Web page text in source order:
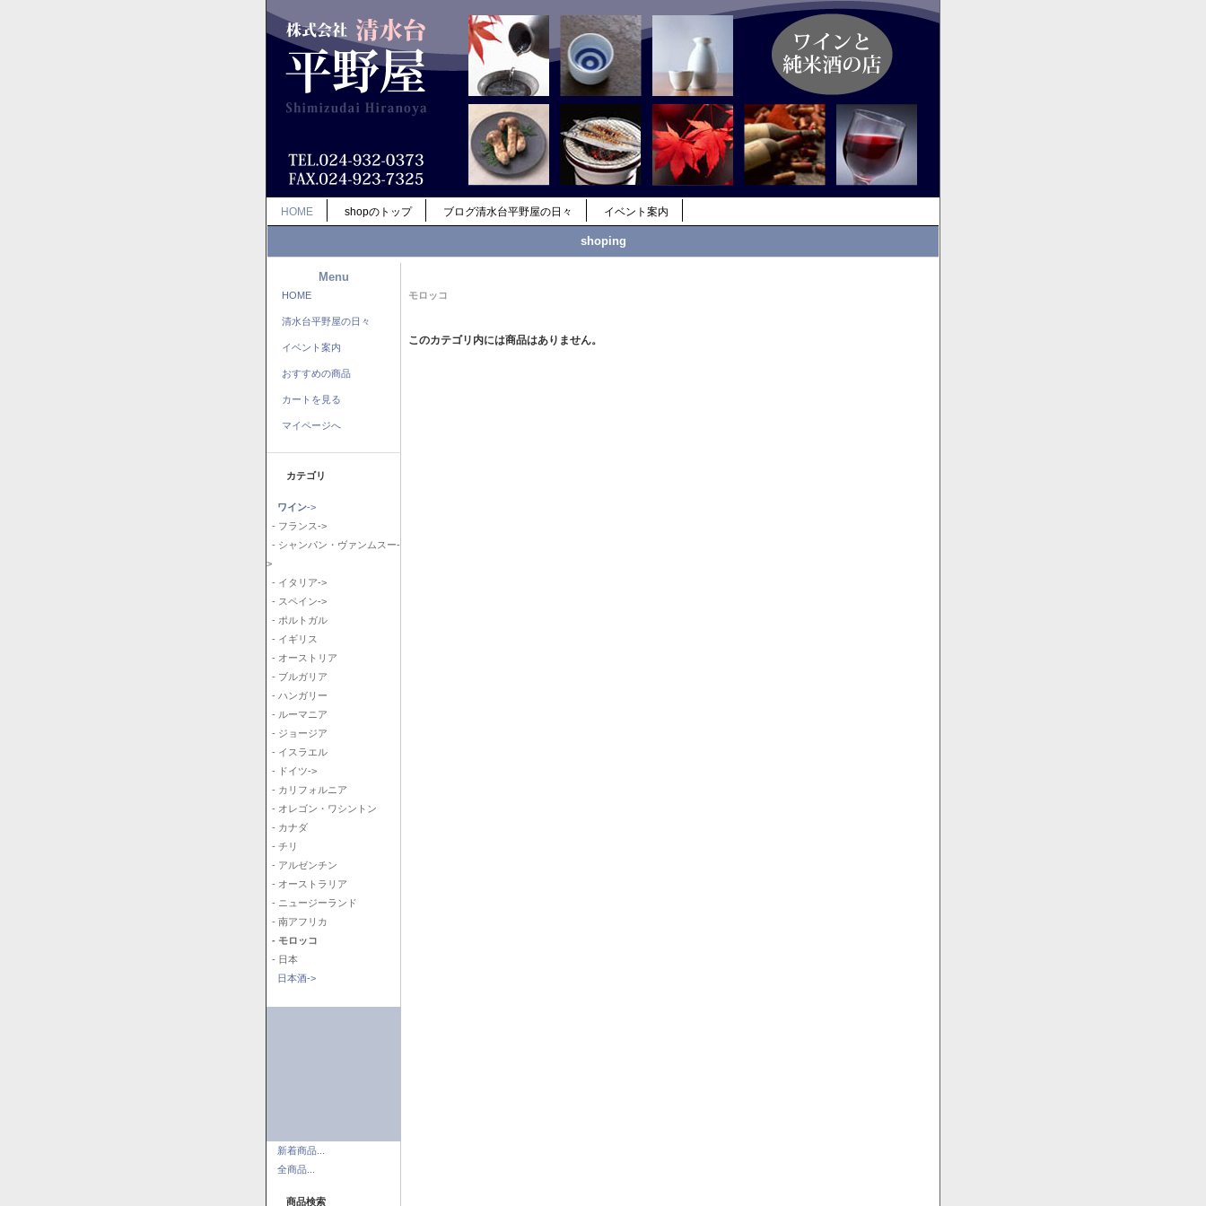
HOME shopのトップ ブログ清水台平野屋の日々 イベント案内
shoping
Menu
HOME
清水台平野屋の日々
イベント案内
おすすめの商品
カートを見る
マイページへ
カテゴリ
ワイン->
- フランス->
- シャンパン・ヴァンムスー-
>
- イタリア->
- スペイン->
- ポルトガル
- イギリス
- オーストリア
- ブルガリア
- ハンガリー
- ルーマニア
- ジョージア
- イスラエル
- ドイツ->
- カリフォルニア
- オレゴン・ワシントン
- カナダ
- チリ
- アルゼンチン
- オーストラリア
- ニュージーランド
- 南アフリカ
- モロッコ
- 日本
日本酒->
新着商品...
全商品...
商品検索
モロッコ
このカテゴリ内には商品はありません。